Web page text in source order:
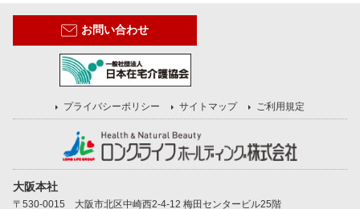
お問い合わせ
プライバシーポリシー サイトマップ ご利用規定
大阪本社
〒530-0015 大阪市北区中崎西2-4-12 梅田センタービル25階